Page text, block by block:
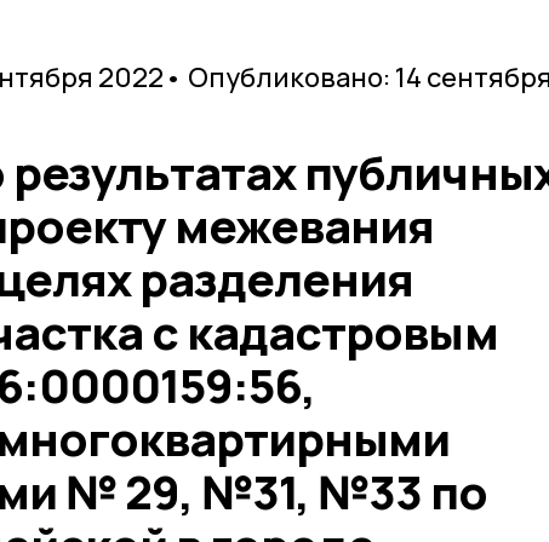
2022 • Опубликовано: 14
межевания
разделения
с кадастровым
№ 29, №31, №33 по